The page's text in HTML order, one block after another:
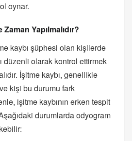
oynar.
Yapılmalıdır?
kaybı şüphesi olan kişilerde
düzenli olarak kontrol ettirmek
İşitme kaybı, genellikle
kişi bu durumu fark
işitme kaybının erken tespit
durumlarda odyogram